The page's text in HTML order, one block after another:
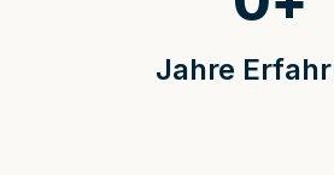
Jahre